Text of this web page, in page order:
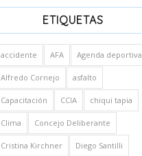
ETIQUETAS
accidente AFA Agenda deportiva
Alfredo Cornejo asfalto
Capacitación CCIA chiqui tapia
Clima Concejo Deliberante
Cristina Kirchner Diego Santilli